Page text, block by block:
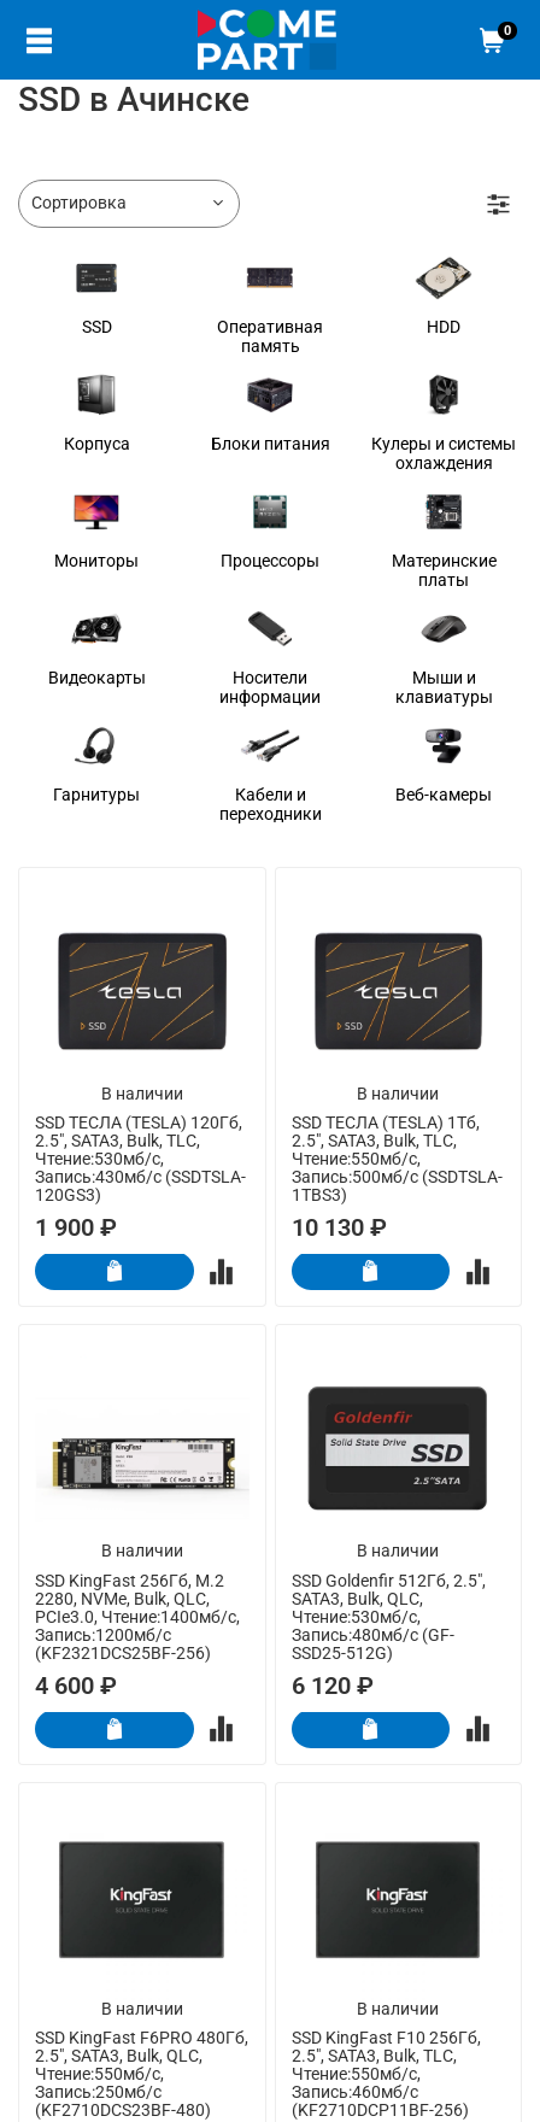
0
SSD в Ачинске
SSD
Оперативная
память
HDD
Корпуса Блоки питания
Кулеры и системы
охлаждения
Мониторы Процессоры
Материнские
платы
Видеокарты
Носители
информации
Мыши и
клавиатуры
Гарнитуры
Кабели и
переходники
Веб-камеры
В наличии
SSD ТЕСЛА (TESLA) 120Гб,
2.5", SATA3, Bulk, TLC,
Чтение:530мб/с,
Запись:430мб/с (SSDTSLA-
120GS3)
1 900 ₽
В наличии
SSD ТЕСЛА (TESLA) 1Тб,
2.5", SATA3, Bulk, TLC,
Чтение:550мб/с,
Запись:500мб/с (SSDTSLA-
1TBS3)
10 130 ₽
В наличии
SSD KingFast 256Гб, M.2
2280, NVMe, Bulk, QLC,
PCIe3.0, Чтение:1400мб/с,
Запись:1200мб/с
(KF2321DCS25BF-256)
4 600 ₽
В наличии
SSD Goldenfir 512Гб, 2.5",
SATA3, Bulk, QLC,
Чтение:530мб/с,
Запись:480мб/с (GF-
SSD25-512G)
6 120 ₽
В наличии
SSD KingFast F6PRO 480Гб,
2.5", SATA3, Bulk, QLC,
Чтение:550мб/с,
Запись:250мб/с
(KF2710DCS23BF-480)
В наличии
SSD KingFast F10 256Гб,
2.5", SATA3, Bulk, TLC,
Чтение:550мб/с,
Запись:460мб/с
(KF2710DCP11BF-256)